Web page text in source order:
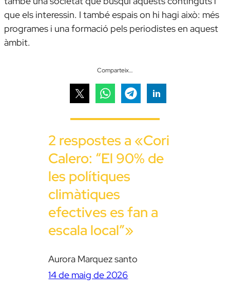
que els interessin. I també espais on hi hagi això: més
programes i una formació pels periodistes en aquest
àmbit.
Comparteix…
2 respostes a «Cori
Calero: “El 90% de
les polítiques
climàtiques
efectives es fan a
escala local”»
Aurora Marquez santo
14 de maig de 2026